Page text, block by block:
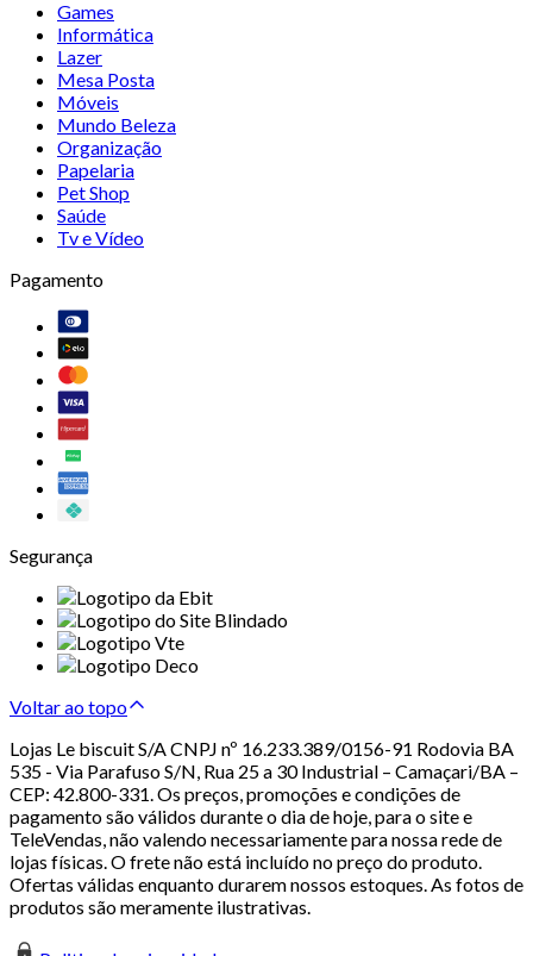
Games
Informática
Lazer
Mesa Posta
Móveis
Mundo Beleza
Organização
Papelaria
Pet Shop
Saúde
Tv e Vídeo
Pagamento
Segurança
Voltar ao topo
Lojas Le biscuit S/A CNPJ nº 16.233.389/0156-91 Rodovia BA
535 - Via Parafuso S/N, Rua 25 a 30 Industrial – Camaçari/BA –
CEP: 42.800-331. Os preços, promoções e condições de
pagamento são válidos durante o dia de hoje, para o site e
TeleVendas, não valendo necessariamente para nossa rede de
lojas físicas. O frete não está incluído no preço do produto.
Ofertas válidas enquanto durarem nossos estoques. As fotos de
produtos são meramente ilustrativas.